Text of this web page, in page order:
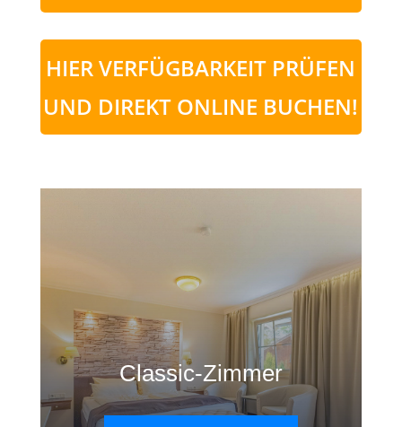
HIER VERFÜGBARKEIT PRÜFEN
UND DIREKT ONLINE BUCHEN!
Classic-Zimmer